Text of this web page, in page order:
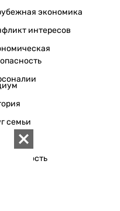
экономика
интересов
семьи